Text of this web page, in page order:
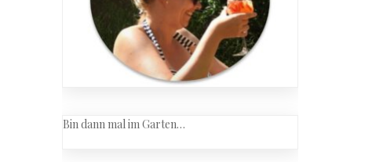
Bin dann mal im Garten…